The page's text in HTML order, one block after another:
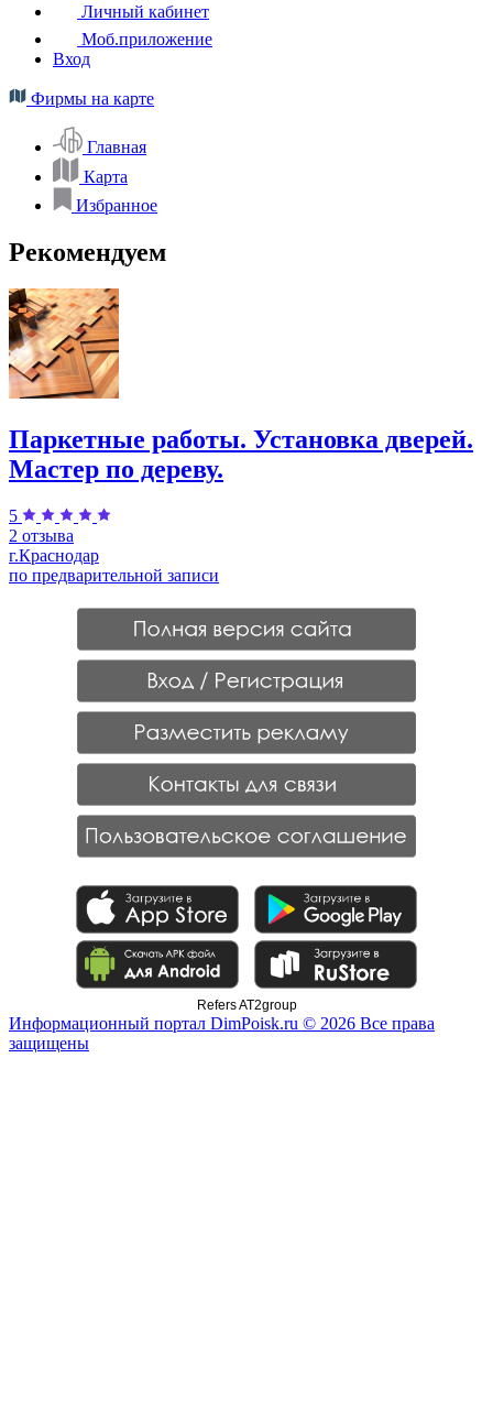
Личный кабинет
Моб.приложение
Вход
Фирмы на карте
Главная
Карта
Избранное
Рекомендуем
Паркетные работы. Установка дверей.
Мастер по дереву.
5
2 отзыва
г.Краснодар
по предварительной записи
Refers AT2group
Информационный портал DimPoisk.ru © 2026 Все права
защищены